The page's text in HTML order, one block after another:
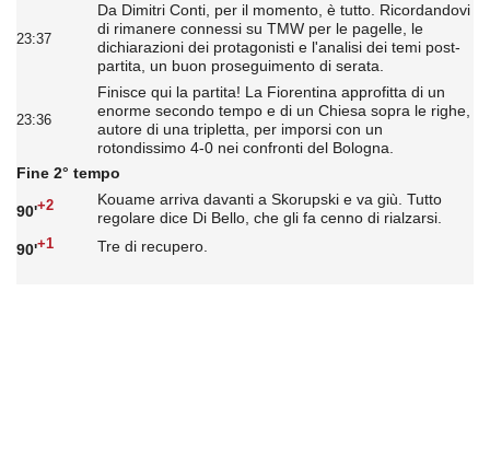
23:37
Da Dimitri Conti, per il momento, è tutto. Ricordandovi
di rimanere connessi su TMW per le pagelle, le
dichiarazioni dei protagonisti e l'analisi dei temi post-
partita, un buon proseguimento di serata.
23:36
Finisce qui la partita! La Fiorentina approfitta di un
enorme secondo tempo e di un Chiesa sopra le righe,
autore di una tripletta, per imporsi con un
rotondissimo 4-0 nei confronti del Bologna.
Fine 2° tempo
90'+2
Kouame arriva davanti a Skorupski e va giù. Tutto
regolare dice Di Bello, che gli fa cenno di rialzarsi.
90'+1 Tre di recupero.